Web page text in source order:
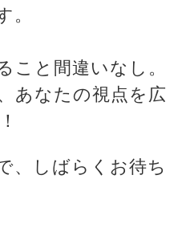
。
こと間違いなし。
あなたの視点を広
、しばらくお待ち